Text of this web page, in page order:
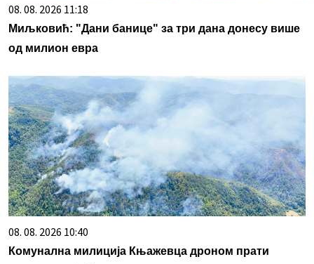
08. 08. 2026 11:18
Миљковић: "Дани банице" за три дана донесу више
од милион евра
08. 08. 2026 10:40
Комунална милиција Књажевца дронoм прати